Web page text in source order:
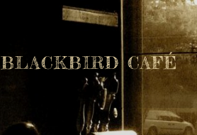
BLACKBIRD CAFÉ